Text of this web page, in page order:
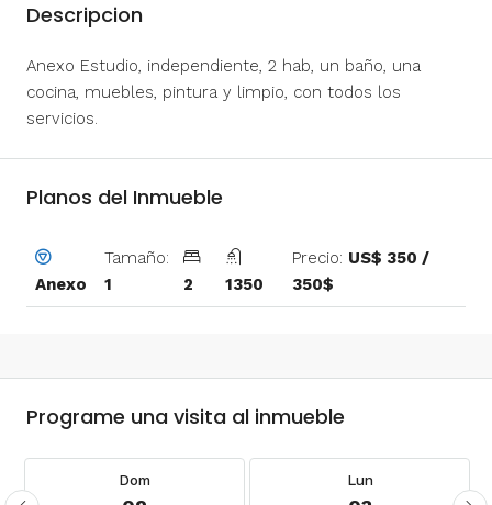
Descripcion
Anexo Estudio, independiente, 2 hab, un baño, una
cocina, muebles, pintura y limpio, con todos los
servicios.
Planos del Inmueble
Anexo
Tamaño:
1
2 1350
Precio: US$ 350 /
350$
Programe una visita al inmueble
Dom Lun